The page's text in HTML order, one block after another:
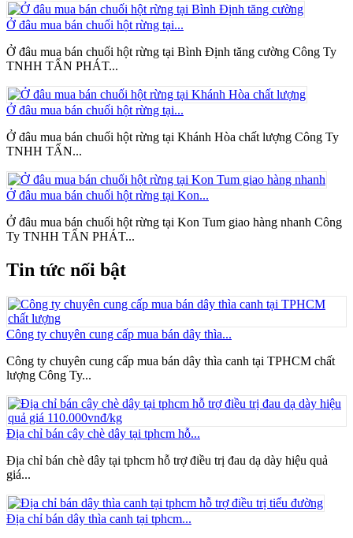
Ở đâu mua bán chuối hột rừng tại...
Ở đâu mua bán chuối hột rừng tại Bình Định tăng cường Công Ty
TNHH TẤN PHÁT...
Ở đâu mua bán chuối hột rừng tại...
Ở đâu mua bán chuối hột rừng tại Khánh Hòa chất lượng Công Ty
TNHH TẤN...
Ở đâu mua bán chuối hột rừng tại Kon...
Ở đâu mua bán chuối hột rừng tại Kon Tum giao hàng nhanh Công
Ty TNHH TẤN PHÁT...
Tin tức nối bật
Công ty chuyên cung cấp mua bán dây thìa...
Công ty chuyên cung cấp mua bán dây thìa canh tại TPHCM chất
lượng Công Ty...
Địa chỉ bán cây chè dây tại tphcm hỗ...
Địa chỉ bán chè dây tại tphcm hỗ trợ điều trị đau dạ dày hiệu quả
giá...
Địa chỉ bán dây thìa canh tại tphcm...